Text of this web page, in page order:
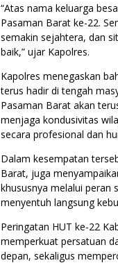
“Atas nama keluarga
Pasaman Barat ke-22.
semakin sejahtera, dan
baik,” ujar Kapolres.
Kapolres menegaskan
terus hadir di tengah
Pasaman Barat akan
menjaga kondusivitas
secara profesional dan
Dalam kesempatan
Barat, juga
khususnya melalui peran
menyentuh langsung
Peringatan HUT ke-22
memperkuat persatuan
depan, sekaligus